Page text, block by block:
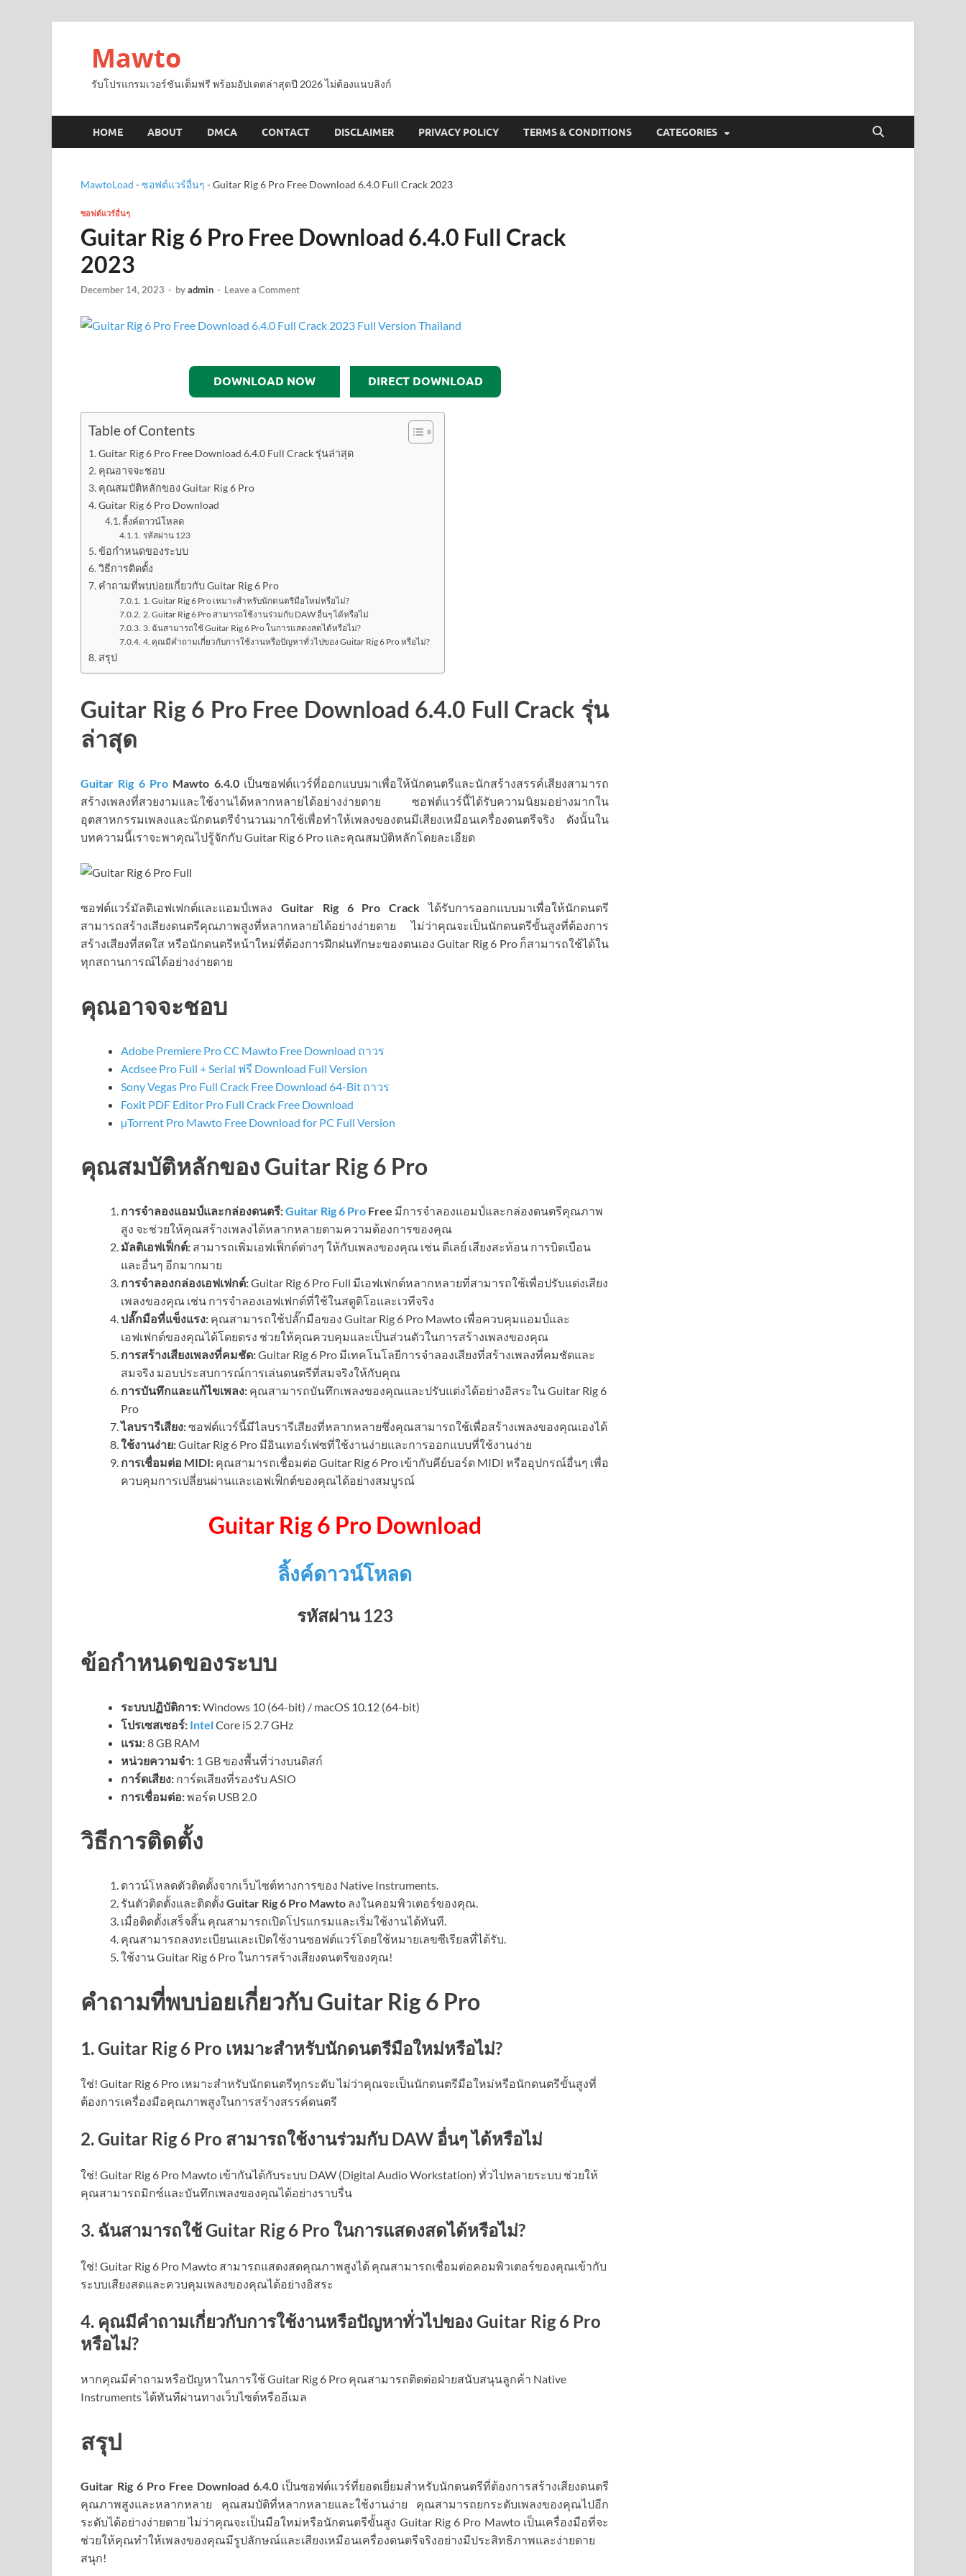
Mawto
รับโปรแกรมเวอร์ชันเต็มฟรี พร้อมอัปเดตล่าสุดปี 2026 ไม่ต้องแนบลิงก์
HOME ABOUT DMCA CONTACT DISCLAIMER PRIVACY POLICY TERMS & CONDITIONS CATEGORIES
MawtoLoad -ซอฟต์แวร์อื่นๆ -Guitar Rig 6 Pro Free Download 6.4.0 Full Crack 2023
ซอฟต์แวร์อื่นๆ
Guitar Rig 6 Pro Free Download 6.4.0 Full Crack
2023
December 14, 2023 - byadmin - Leave a Comment
DOWNLOAD NOW DIRECT DOWNLOAD
Table of Contents
Guitar Rig 6 Pro Free Download 6.4.0 Full Crack รุ่นล่าสุด
คุณอาจจะชอบ
คุณสมบัติหลักของ Guitar Rig 6 Pro
Guitar Rig 6 Pro Download
ลิ้งค์ดาวน์โหลด
รหัสผ่าน 123
ข้อกำหนดของระบบ
วิธีการติดตั้ง
คำถามที่พบบ่อยเกี่ยวกับ Guitar Rig 6 Pro
1. Guitar Rig 6 Pro เหมาะสำหรับนักดนตรีมือใหม่หรือไม่?
2. Guitar Rig 6 Pro สามารถใช้งานร่วมกับ DAW อื่นๆ ได้หรือไม่
3. ฉันสามารถใช้ Guitar Rig 6 Pro ในการแสดงสดได้หรือไม่?
4. คุณมีคำถามเกี่ยวกับการใช้งานหรือปัญหาทั่วไปของ Guitar Rig 6 Pro หรือไม่?
สรุป
Guitar Rig 6 Pro Free Download 6.4.0 Full Crack รุ่น
ล่าสุด
Guitar Rig 6 Pro Mawto 6.4.0เป็นซอฟต์แวร์ที่ออกแบบมาเพื่อให้นักดนตรีและนักสร้างสรรค์เสียงสามารถ
สร้างเพลงที่สวยงามและใช้งานได้หลากหลายได้อย่างง่ายดาย ซอฟต์แวร์นี้ได้รับความนิยมอย่างมากใน
อุตสาหกรรมเพลงและนักดนตรีจำนวนมากใช้เพื่อทำให้เพลงของตนมีเสียงเหมือนเครื่องดนตรีจริง ดังนั้นใน
บทความนี้เราจะพาคุณไปรู้จักกับ Guitar Rig 6 Pro และคุณสมบัติหลักโดยละเอียด
ซอฟต์แวร์มัลติเอฟเฟกต์และแอมป์เพลง Guitar Rig 6 Pro Crack ได้รับการออกแบบมาเพื่อให้นักดนตรี
สามารถสร้างเสียงดนตรีคุณภาพสูงที่หลากหลายได้อย่างง่ายดาย ไม่ว่าคุณจะเป็นนักดนตรีขั้นสูงที่ต้องการ
สร้างเสียงที่สดใส หรือนักดนตรีหน้าใหม่ที่ต้องการฝึกฝนทักษะของตนเอง Guitar Rig 6 Pro ก็สามารถใช้ได้ใน
ทุกสถานการณ์ได้อย่างง่ายดาย
คุณอาจจะชอบ
Adobe Premiere Pro CC Mawto Free Download ถาวร
Acdsee Pro Full + Serial ฟรี Download Full Version
Sony Vegas Pro Full Crack Free Download 64-Bit ถาวร
Foxit PDF Editor Pro Full Crack Free Download
µTorrent Pro Mawto Free Download for PC Full Version
คุณสมบัติหลักของ Guitar Rig 6 Pro
การจำลองแอมป์และกล่องดนตรี:Guitar Rig 6 Pro Free มีการจำลองแอมป์และกล่องดนตรีคุณภาพ
สูง จะช่วยให้คุณสร้างเพลงได้หลากหลายตามความต้องการของคุณ
มัลติเอฟเฟ็กต์: สามารถเพิ่มเอฟเฟ็กต์ต่างๆ ให้กับเพลงของคุณ เช่น ดีเลย์ เสียงสะท้อน การบิดเบือน
และอื่นๆ อีกมากมาย
การจำลองกล่องเอฟเฟกต์:Guitar Rig 6 Pro Full มีเอฟเฟกต์หลากหลายที่สามารถใช้เพื่อปรับแต่งเสียง
เพลงของคุณ เช่น การจำลองเอฟเฟกต์ที่ใช้ในสตูดิโอและเวทีจริง
ปลั๊กมือที่แข็งแรง: คุณสามารถใช้ปลั๊กมือของ Guitar Rig 6 Pro Mawto เพื่อควบคุมแอมป์และ
เอฟเฟกต์ของคุณได้โดยตรง ช่วยให้คุณควบคุมและเป็นส่วนตัวในการสร้างเพลงของคุณ
การสร้างเสียงเพลงที่คมชัด:Guitar Rig 6 Pro มีเทคโนโลยีการจำลองเสียงที่สร้างเพลงที่คมชัดและ
สมจริง มอบประสบการณ์การเล่นดนตรีที่สมจริงให้กับคุณ
การบันทึกและแก้ไขเพลง: คุณสามารถบันทึกเพลงของคุณและปรับแต่งได้อย่างอิสระใน Guitar Rig 6
Pro
ไลบรารีเสียง:ซอฟต์แวร์นี้มีไลบรารีเสียงที่หลากหลายซึ่งคุณสามารถใช้เพื่อสร้างเพลงของคุณเองได้
ใช้งานง่าย:Guitar Rig 6 Pro มีอินเทอร์เฟซที่ใช้งานง่ายและการออกแบบที่ใช้งานง่าย
การเชื่อมต่อ MIDI: คุณสามารถเชื่อมต่อ Guitar Rig 6 Pro เข้ากับคีย์บอร์ด MIDI หรืออุปกรณ์อื่นๆ เพื่อ
ควบคุมการเปลี่ยนผ่านและเอฟเฟ็กต์ของคุณได้อย่างสมบูรณ์
Guitar Rig 6 Pro Download
ลิ้งค์ดาวน์โหลด
รหัสผ่าน 123
ข้อกำหนดของระบบ
ระบบปฏิบัติการ:Windows 10 (64-bit) / macOS 10.12 (64-bit)
โปรเซสเซอร์: IntelCore i5 2.7 GHz
แรม:8 GB RAM
หน่วยความจำ: 1 GB ของพื้นที่ว่างบนดิสก์
การ์ดเสียง: การ์ดเสียงที่รองรับ ASIO
การเชื่อมต่อ:พอร์ต USB 2.0
วิธีการติดตั้ง
ดาวน์โหลดตัวติดตั้งจากเว็บไซต์ทางการของ Native Instruments.
รันตัวติดตั้งและติดตั้ง Guitar Rig 6 Pro Mawto ลงในคอมพิวเตอร์ของคุณ.
เมื่อติดตั้งเสร็จสิ้น คุณสามารถเปิดโปรแกรมและเริ่มใช้งานได้ทันที.
คุณสามารถลงทะเบียนและเปิดใช้งานซอฟต์แวร์โดยใช้หมายเลขซีเรียลที่ได้รับ.
ใช้งาน Guitar Rig 6 Pro ในการสร้างเสียงดนตรีของคุณ!
คำถามที่พบบ่อยเกี่ยวกับ Guitar Rig 6 Pro
1. Guitar Rig 6 Pro เหมาะสำหรับนักดนตรีมือใหม่หรือไม่?
ใช่! Guitar Rig 6 Pro เหมาะสำหรับนักดนตรีทุกระดับ ไม่ว่าคุณจะเป็นนักดนตรีมือใหม่หรือนักดนตรีขั้นสูงที่
ต้องการเครื่องมือคุณภาพสูงในการสร้างสรรค์ดนตรี
2. Guitar Rig 6 Pro สามารถใช้งานร่วมกับ DAW อื่นๆ ได้หรือไม่
ใช่! Guitar Rig 6 Pro Mawto เข้ากันได้กับระบบ DAW (Digital Audio Workstation) ทั่วไปหลายระบบ ช่วยให้
คุณสามารถมิกซ์และบันทึกเพลงของคุณได้อย่างราบรื่น
3. ฉันสามารถใช้ Guitar Rig 6 Pro ในการแสดงสดได้หรือไม่?
ใช่! Guitar Rig 6 Pro Mawto สามารถแสดงสดคุณภาพสูงได้ คุณสามารถเชื่อมต่อคอมพิวเตอร์ของคุณเข้ากับ
ระบบเสียงสดและควบคุมเพลงของคุณได้อย่างอิสระ
4. คุณมีคำถามเกี่ยวกับการใช้งานหรือปัญหาทั่วไปของ Guitar Rig 6 Pro
หรือไม่?
หากคุณมีคำถามหรือปัญหาในการใช้ Guitar Rig 6 Pro คุณสามารถติดต่อฝ่ายสนับสนุนลูกค้า Native
Instruments ได้ทันทีผ่านทางเว็บไซต์หรืออีเมล
สรุป
Guitar Rig 6 Pro Free Download 6.4.0 เป็นซอฟต์แวร์ที่ยอดเยี่ยมสำหรับนักดนตรีที่ต้องการสร้างเสียงดนตรี
คุณภาพสูงและหลากหลาย คุณสมบัติที่หลากหลายและใช้งานง่าย คุณสามารถยกระดับเพลงของคุณไปอีก
ระดับได้อย่างง่ายดาย ไม่ว่าคุณจะเป็นมือใหม่หรือนักดนตรีขั้นสูง Guitar Rig 6 Pro Mawto เป็นเครื่องมือที่จะ
ช่วยให้คุณทำให้เพลงของคุณมีรูปลักษณ์และเสียงเหมือนเครื่องดนตรีจริงอย่างมีประสิทธิภาพและง่ายดาย
สนุก!